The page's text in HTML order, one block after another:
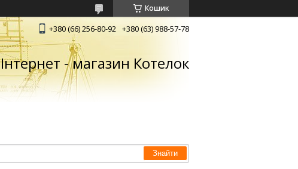
Кошик
+380 (66) 256-80-92 +380 (63) 988-57-78
Інтернет - магазин Котелок
Знайти